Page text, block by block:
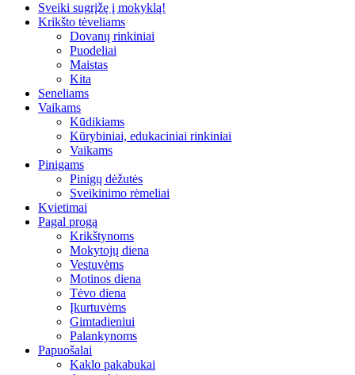
Sveiki sugrįžę į mokyklą!
Krikšto tėveliams
Dovanų rinkiniai
Puodeliai
Maistas
Kita
Seneliams
Vaikams
Kūdikiams
Kūrybiniai, edukaciniai rinkiniai
Vaikams
Pinigams
Pinigų dėžutės
Sveikinimo rėmeliai
Kvietimai
Pagal progą
Krikštynoms
Mokytojų diena
Vestuvėms
Motinos diena
Tėvo diena
Įkurtuvėms
Gimtadieniui
Palankynoms
Papuošalai
Kaklo pakabukai